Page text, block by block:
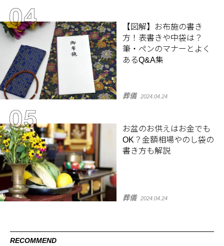
【図解】お布施の書き
方！表書きや中袋は？
筆・ペンのマナーとよく
あるQ&A集
葬儀 2024.04.24
お盆のお供えはお金でも
OK？金額相場やのし袋の
書き方も解説
葬儀 2024.04.24
RECOMMEND